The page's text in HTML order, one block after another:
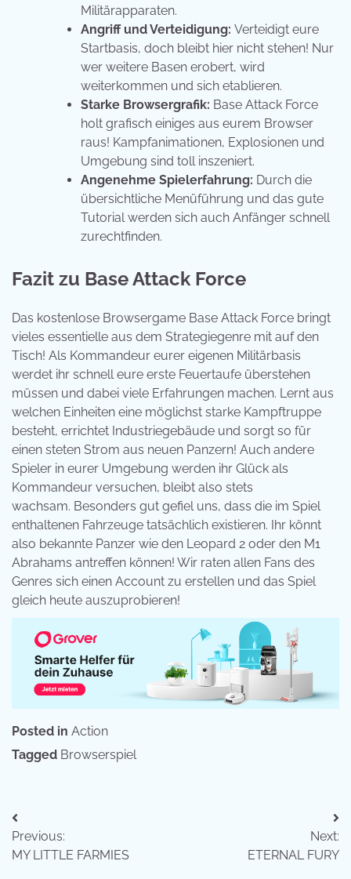
Militärapparaten.
Angriff und Verteidigung: Verteidigt eure
Startbasis, doch bleibt hier nicht stehen! Nur
wer weitere Basen erobert, wird
weiterkommen und sich etablieren.
Starke Browsergrafik: Base Attack Force
holt grafisch einiges aus eurem Browser
raus! Kampfanimationen, Explosionen und
Umgebung sind toll inszeniert.
Angenehme Spielerfahrung: Durch die
übersichtliche Menüführung und das gute
Tutorial werden sich auch Anfänger schnell
zurechtfinden.
Fazit zu Base Attack Force
Das kostenlose Browsergame Base Attack Force bringt
vieles essentielle aus dem Strategiegenre mit auf den
Tisch! Als Kommandeur eurer eigenen Militärbasis
werdet ihr schnell eure erste Feuertaufe überstehen
müssen und dabei viele Erfahrungen machen. Lernt aus
welchen Einheiten eine möglichst starke Kampftruppe
besteht, errichtet Industriegebäude und sorgt so für
einen steten Strom aus neuen Panzern! Auch andere
Spieler in eurer Umgebung werden ihr Glück als
Kommandeur versuchen, bleibt also stets
wachsam. Besonders gut gefiel uns, dass die im Spiel
enthaltenen Fahrzeuge tatsächlich existieren. Ihr könnt
also bekannte Panzer wie den Leopard 2 oder den M1
Abrahams antreffen können! Wir raten allen Fans des
Genres sich einen Account zu erstellen und das Spiel
gleich heute auszuprobieren!
Posted in Action
Tagged Browserspiel
Beitragsnavigation
Previous:
MY LITTLE FARMIES
Next:
ETERNAL FURY